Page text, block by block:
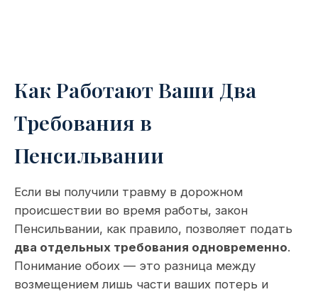
Как Работают Ваши Два
Требования в
Пенсильвании
Если вы получили травму в дорожном
происшествии во время работы, закон
Пенсильвании, как правило, позволяет подать
два отдельных требования одновременно.
Понимание обоих — это разница между
возмещением лишь части ваших потерь и